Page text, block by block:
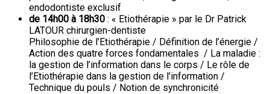
endodontiste exclusif
de 14h00 à 18h30 : « Etiothérapie » par le Dr Patrick
LATOUR chirurgien-dentiste
Philosophie de l’Etiothérapie / Définition de l’énergie /
Action des quatre forces fondamentales / La maladie :
la gestion de l’information dans le corps / Le rôle de
l’Etiothérapie dans la gestion de l’information /
Technique du pouls / Notion de synchronicité